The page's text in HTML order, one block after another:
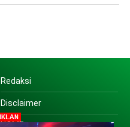
Redaksi
Disclaimer